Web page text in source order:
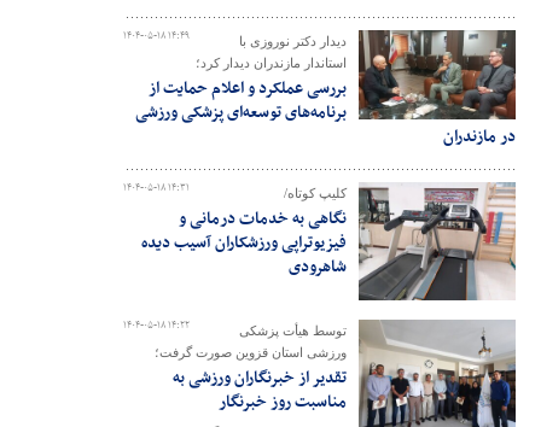
۱۴۰۴-۰۵-۱۸ ۱۴:۴۹
دیدار دکتر نوروزی با
استاندار مازندران دیدار کرد؛
بررسی عملکرد و اعلام حمایت از
برنامه‌های توسعه‌ای پزشکی ورزشی
در مازندران
۱۴۰۴-۰۵-۱۸ ۱۴:۳۱ کلیپ کوتاه/
نگاهی به خدمات درمانی و
فیزیوتراپی ورزشکاران آسیب دیده
شاهرودی
۱۴۰۴-۰۵-۱۸ ۱۴:۲۲
توسط هیأت پزشکی
ورزشی استان قزوین صورت گرفت؛
تقدیر از خبرنگاران ورزشی به
مناسبت روز خبرنگار